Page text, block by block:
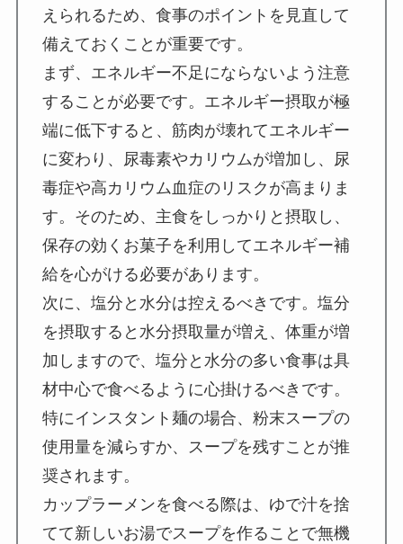
えられるため、食事のポイントを見直して
備えておくことが重要です。
まず、エネルギー不足にならないよう注意
することが必要です。エネルギー摂取が極
端に低下すると、筋肉が壊れてエネルギー
に変わり、尿毒素やカリウムが増加し、尿
毒症や高カリウム血症のリスクが高まりま
す。そのため、主食をしっかりと摂取し、
保存の効くお菓子を利用してエネルギー補
給を心がける必要があります。
次に、塩分と水分は控えるべきです。塩分
を摂取すると水分摂取量が増え、体重が増
加しますので、塩分と水分の多い食事は具
材中心で食べるように心掛けるべきです。
特にインスタント麺の場合、粉末スープの
使用量を減らすか、スープを残すことが推
奨されます。
カップラーメンを食べる際は、ゆで汁を捨
てて新しいお湯でスープを作ることで無機